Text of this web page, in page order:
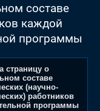
составе
каждой
программы
страницу о
составе
(научно-
работников
программы